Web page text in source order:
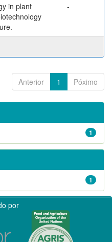
in plant
-
Anterior 1 Póximo
1
1
por